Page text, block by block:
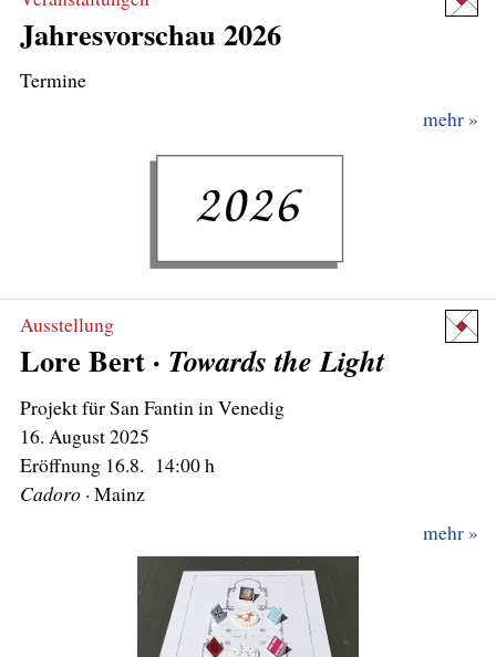
Jahresvorschau 2026
Termine
mehr
Ausstellung
Lore Bert · Towards the Light
Projekt für San Fantin in Venedig
16. August2025
Eröffnung 16.8. 14:00 h
Cadoro
· Mainz
mehr